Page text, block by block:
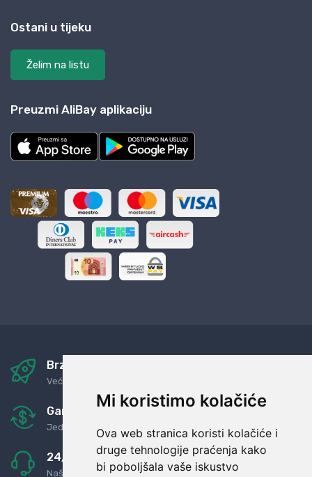
Mi koristimo kolačiće
Ova web stranica koristi kolačiće i
druge tehnologije praćenja kako
bi poboljšala vaše iskustvo
Ostani u tijeku
Želim na listu
Preuzmi AliBay aplikaciju
Brza i sigurna dostava
Već za nekoliko dana kod vas
Garancija u povrat novaca
Jednostavno pravilo: Roba za novac
24/7 odlična podrška
Naši agenti uvijek na raspolaganju